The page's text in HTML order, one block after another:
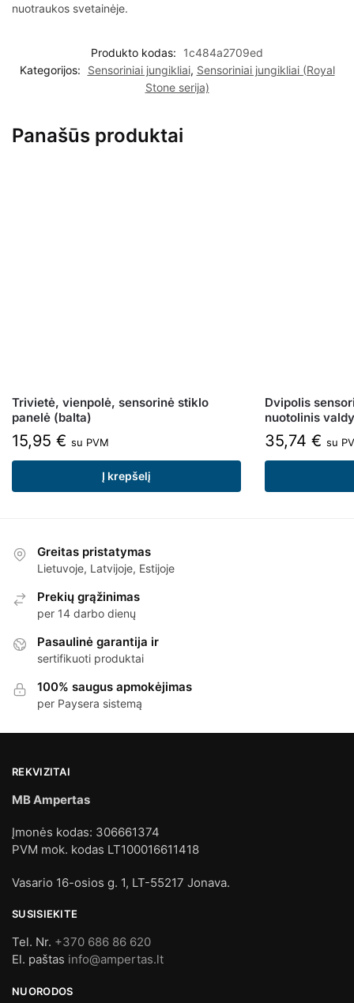
nuotraukos svetainėje.
Produkto kodas:
1c484a2709ed
Kategorijos:
Sensoriniai jungikliai, Sensoriniai jungikliai (Royal
Stone serija)
Panašūs produktai
Trivietė, vienpolė, sensorinė stiklo
panelė (balta)
15,95 € su PVM
Į krepšelį
Dvipolis
nuotolinis
35,74 € su
Greitas pristatymas
Lietuvoje, Latvijoje, Estijoje
Prekių grąžinimas
per 14 darbo dienų
Pasaulinė garantija ir
sertifikuoti produktai
100% saugus apmokėjimas
per Paysera sistemą
REKVIZITAI
MB Ampertas
Įmonės kodas: 306661374
PVM mok. kodas LT100016611418
Vasario 16-osios g. 1, LT-55217 Jonava.
SUSISIEKITE
Tel. Nr. +370 686 86 620
El. paštas info@ampertas.lt
NUORODOS